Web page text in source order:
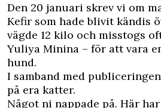
Den 20 januari skrev vi om
Kefir som hade blivitkändis
vägde 12 kilo och misstogs
Yuliya Minina – för att vara
hund.
I samband med
på era katter.
Något ni nappade på. Här